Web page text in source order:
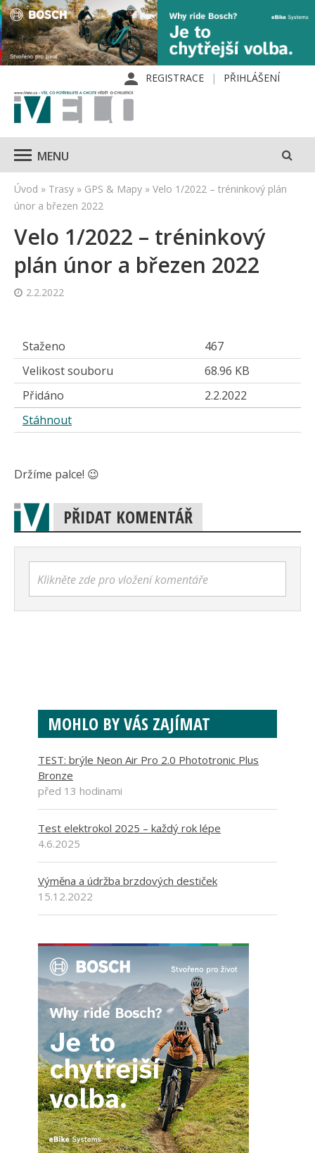
REGISTRACE PŘIHLÁŠENÍ
MENU
Úvod » Trasy » GPS & Mapy » Velo 1/2022 – tréninkový plán
únor a březen 2022
Velo 1/2022 – tréninkový
plán únor a březen 2022
2.2.2022
Staženo
467
Velikost souboru
68.96 KB
Přidáno
2.2.2022
Stáhnout
Držíme palce! 😉
PŘIDAT KOMENTÁŘ
Klikněte zde pro vložení komentáře
MOHLO BY VÁS ZAJÍMAT
TEST: brýle Neon Air Pro 2.0 Phototronic Plus
Bronze
před 13 hodinami
Test elektrokol 2025 – každý rok lépe
4.6.2025
Výměna a údržba brzdových destiček
15.12.2022